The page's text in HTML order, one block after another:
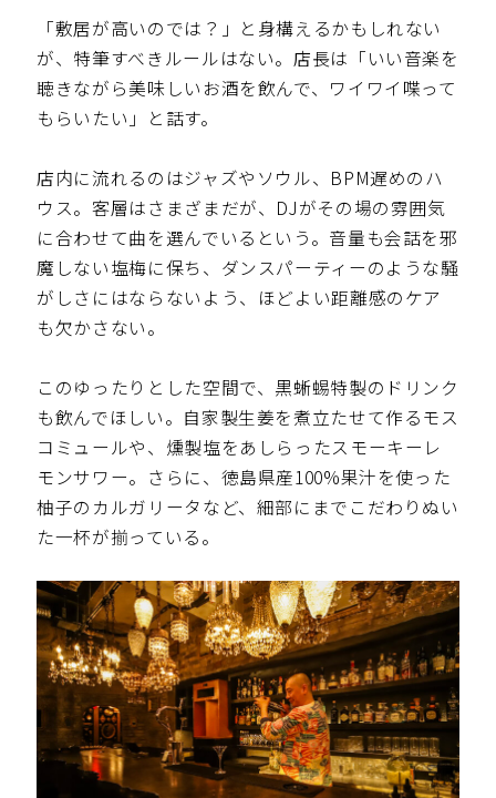
「敷居が高いのでは？」と身構えるかもしれない
が、特筆すべきルールはない。店長は「いい音楽を
聴きながら美味しいお酒を飲んで、ワイワイ喋って
もらいたい」と話す。
店内に流れるのはジャズやソウル、BPM遅めのハ
ウス。客層はさまざまだが、DJがその場の雰囲気
に合わせて曲を選んでいるという。音量も会話を邪
魔しない塩梅に保ち、ダンスパーティーのような騒
がしさにはならないよう、ほどよい距離感のケア
も欠かさない。
このゆったりとした空間で、黒蜥蜴特製のドリンク
も飲んでほしい。自家製生姜を煮立たせて作るモス
コミュールや、燻製塩をあしらったスモーキーレ
モンサワー。さらに、徳島県産100%果汁を使った
柚子のカルガリータなど、細部にまでこだわりぬい
た一杯が揃っている。